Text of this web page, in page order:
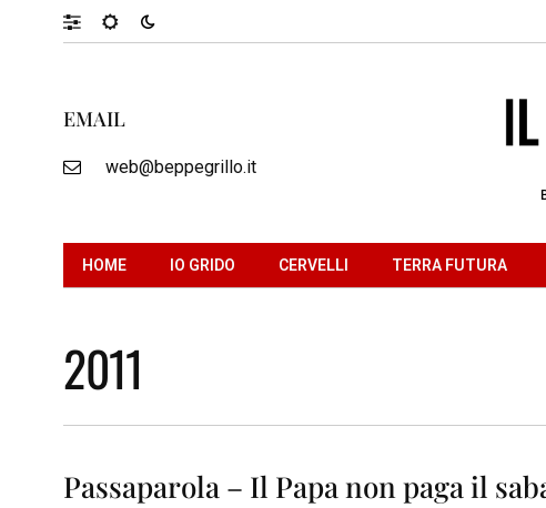
EMAIL
web@beppegrillo.it
HOME IO GRIDO CERVELLI TERRA FUTURA
2011
Passaparola – Il Papa non paga il